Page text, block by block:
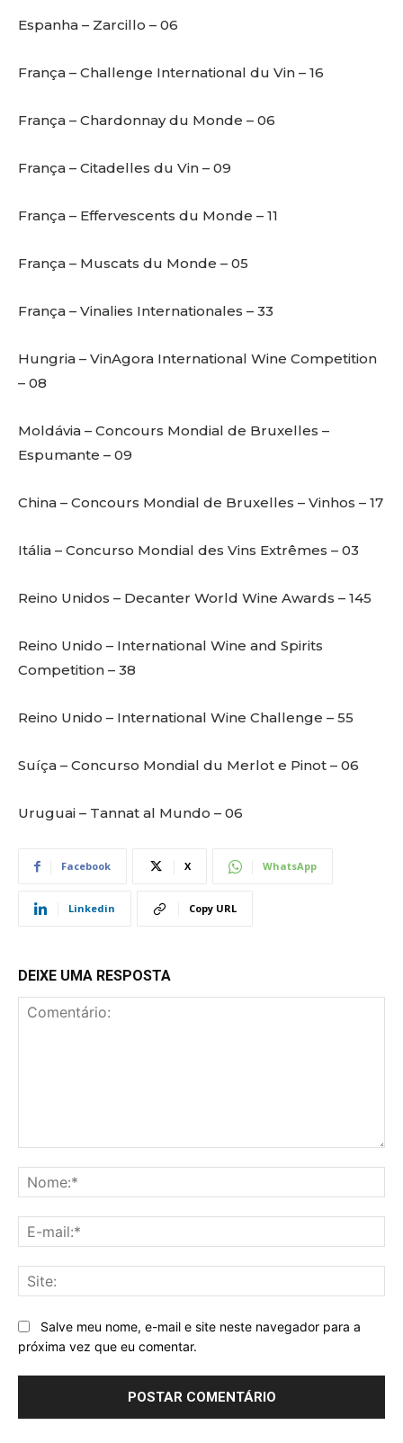
Espanha – Zarcillo – 06
França – Challenge International du Vin – 16
França – Chardonnay du Monde – 06
França – Citadelles du Vin – 09
França – Effervescents du Monde – 11
França – Muscats du Monde – 05
França – Vinalies Internationales – 33
Hungria – VinAgora International Wine Competition
– 08
Moldávia – Concours Mondial de Bruxelles –
Espumante – 09
China – Concours Mondial de Bruxelles – Vinhos – 17
Itália – Concurso Mondial des Vins Extrêmes – 03
Reino Unidos – Decanter World Wine Awards – 145
Reino Unido – International Wine and Spirits
Competition – 38
Reino Unido – International Wine Challenge – 55
Suíça – Concurso Mondial du Merlot e Pinot – 06
Uruguai – Tannat al Mundo – 06
Facebook X WhatsApp
Linkedin Copy URL
DEIXE UMA RESPOSTA
Salve meu nome, e-mail e site neste navegador para a
próxima vez que eu comentar.